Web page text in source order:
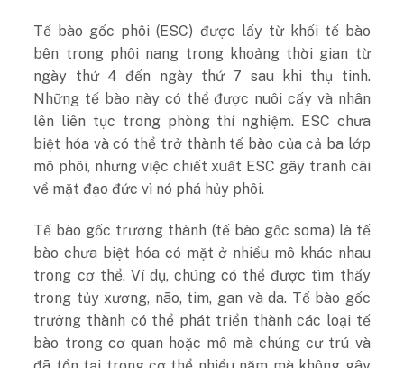
Tế bào gốc phôi (ESC) được lấy từ khối tế bào
bên trong phôi nang trong khoảng thời gian từ
ngày thứ 4 đến ngày thứ 7 sau khi thụ tinh.
Những tế bào này có thể được nuôi cấy và nhân
lên liên tục trong phòng thí nghiệm. ESC chưa
biệt hóa và có thể trở thành tế bào của cả ba lớp
mô phôi, nhưng việc chiết xuất ESC gây tranh cãi
về mặt đạo đức vì nó phá hủy phôi.
Tế bào gốc trưởng thành (tế bào gốc soma) là tế
bào chưa biệt hóa có mặt ở nhiều mô khác nhau
trong cơ thể. Ví dụ, chúng có thể được tìm thấy
trong tủy xương, não, tim, gan và da. Tế bào gốc
trưởng thành có thể phát triển thành các loại tế
bào trong cơ quan hoặc mô mà chúng cư trú và